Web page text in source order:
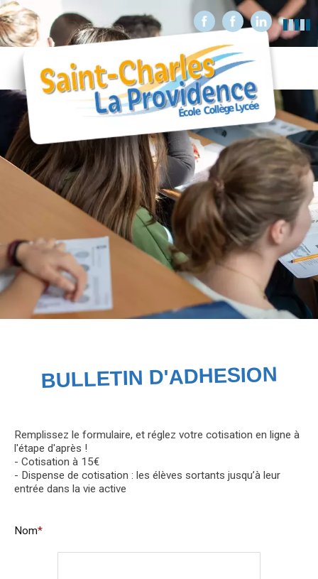
BULLETIN D'ADHESION
Remplissez le formulaire, et réglez votre cotisation en ligne à
l'étape d'après !
- Cotisation à 15€
- Dispense de cotisation : les élèves sortants jusqu’à leur
entrée dans la vie active
Nom*